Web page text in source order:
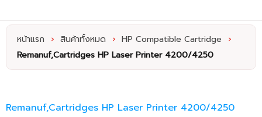
หน้าแรก › สินค้าทั้งหมด › HP Compatible Cartridge
›
Remanuf,Cartridges HP Laser Printer 4200/4250
Remanuf,Cartridges HP Laser Printer 4200/4250